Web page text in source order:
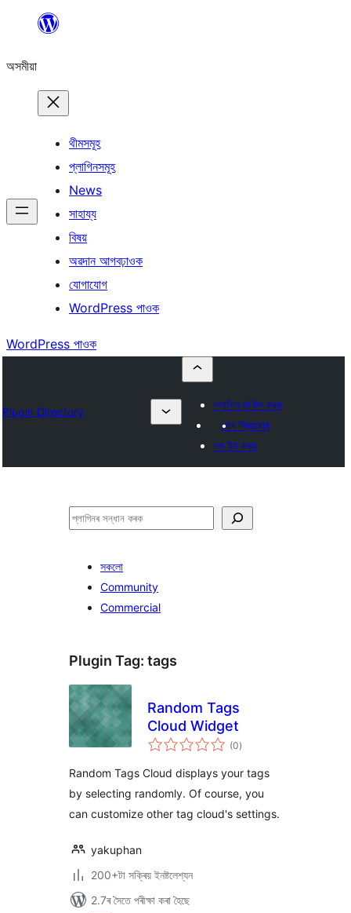
বিষয়বস্তুলৈ
অসমীয়া
থীমসমূহ
প্লাগিনসমূহ
News
সাহায্য
বিষয়
অৱদান আগবঢ়াওক
যোগাযোগ
WordPress পাওক
WordPress পাওক
Plugin Directory
প্লাগিন দাখিল কৰক
মোৰ প্ৰিয়বোৰ
লগ ইন কৰক
সন্ধান
সকলো
Community
Commercial
Plugin Tag: tags
Random Tags
Cloud Widget
(0টা
মুঠ)
Random Tags Cloud displays your tags
by selecting randomly. Of course, you
can customize other tag cloud's settings.
yakuphan
200+টা সক্ৰিয় ইনষ্টলেশ্যন
2.7ৰ সৈতে পৰীক্ষা কৰা হৈছে